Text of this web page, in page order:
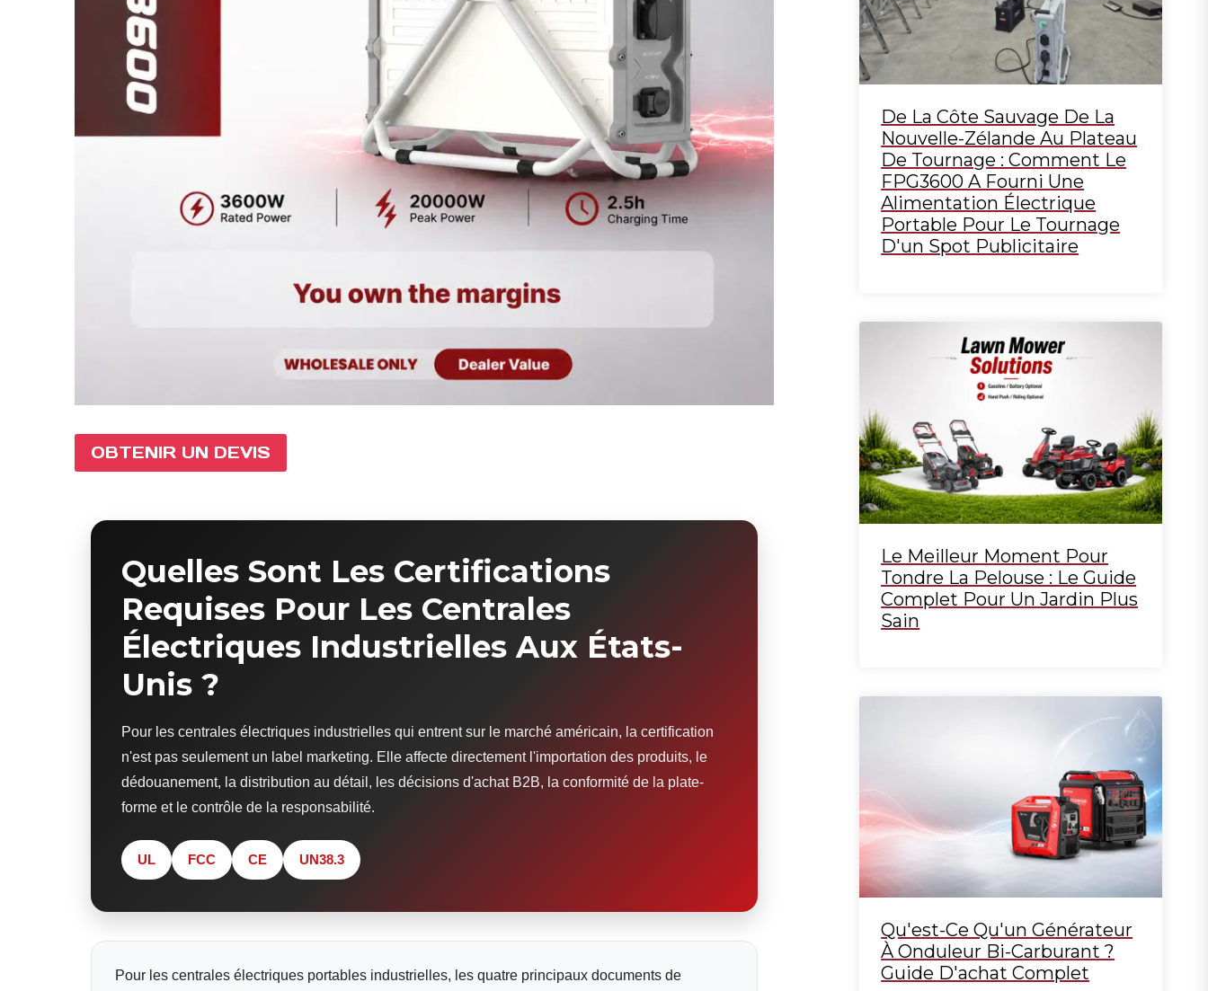
OBTENIR UN DEVIS
Quelles Sont Les Certifications
Requises Pour Les Centrales
Électriques Industrielles Aux États-
Unis ?
Pour les centrales électriques industrielles qui entrent sur le marché américain, la certification
n'est pas seulement un label marketing. Elle affecte directement l'importation des produits, le
dédouanement, la distribution au détail, les décisions d'achat B2B, la conformité de la plate-
forme et le contrôle de la responsabilité.
UL FCC CE UN38.3
Pour les centrales électriques portables industrielles, les quatre principaux documents de
De La Côte Sauvage De La
Nouvelle-Zélande Au Plateau
De Tournage : Comment Le
FPG3600 A Fourni Une
Alimentation Électrique
Portable Pour Le Tournage
D'un Spot Publicitaire
Le Meilleur Moment Pour
Tondre La Pelouse : Le Guide
Complet Pour Un Jardin Plus
Sain
Qu'est-Ce Qu'un Générateur
À Onduleur Bi-Carburant ?
Guide D'achat Complet